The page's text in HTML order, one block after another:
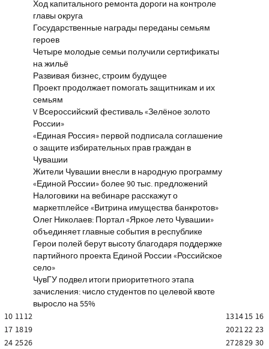
Ход капитального ремонта дороги на контроле
главы округа
Государственные награды переданы семьям
героев
Четыре молодые семьи получили сертификаты
на жильё
Развивая бизнес, строим будущее
Проект продолжает помогать защитникам и их
семьям
V Всероссийский фестиваль «Зелёное золото
России»
«Единая Россия» первой подписала соглашение
о защите избирательных прав граждан в
Чувашии
Жители Чувашии внесли в народную программу
«Единой России» более 90 тыс. предложений
Налоговики на вебинаре расскажут о
маркетплейсе «Витрина имущества банкротов»
Олег Николаев: Портал «Яркое лето Чувашии»
объединяет главные события в республике
Герои полей берут высоту благодаря поддержке
партийного проекта Единой России «Российское
село»
ЧувГУ подвел итоги приоритетного этапа
зачисления: число студентов по целевой квоте
выросло на 55%
10 1112 131415 16
17 1819 202122 23
24 2526 272829 30